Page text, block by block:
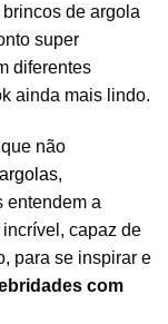
de argola
super
diferentes
ainda mais lindo.
não
,
entendem a
capaz de
para se inspirar e
com